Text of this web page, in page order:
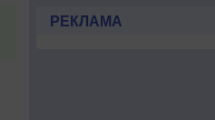
РЕКЛАМА